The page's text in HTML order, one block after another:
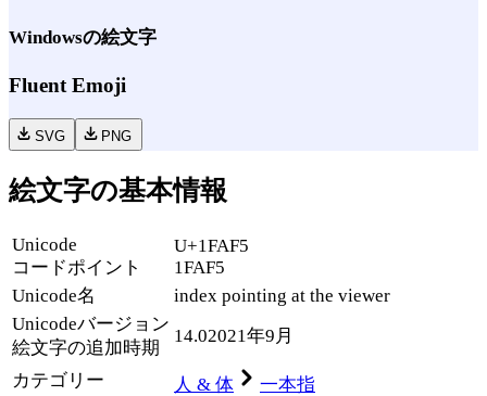
Windowsの絵文字
Fluent Emoji
SVG PNG
絵文字の基本情報
Unicode
コードポイント
U+1FAF5
1FAF5
Unicode名
index pointing at the viewer
Unicodeバージョン
絵文字の追加時期
14.02021年9月
カテゴリー 人 & 体
一本指